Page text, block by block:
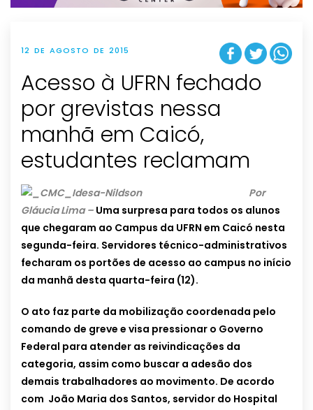
12 DE AGOSTO DE 2015
Acesso à UFRN fechado
por grevistas nessa
manhã em Caicó,
estudantes reclamam
Por
Gláucia Lima – Uma surpresa para todos os alunos
que chegaram ao Campus da UFRN em Caicó nesta
segunda-feira. Servidores técnico-administrativos
fecharam os portões de acesso ao campus no início
da manhã desta quarta-feira (12).
O ato faz parte da mobilização coordenada pelo
comando de greve e visa pressionar o Governo
Federal para atender as reivindicações da
categoria, assim como buscar a adesão dos
demais trabalhadores ao movimento. De acordo
com João Maria dos Santos, servidor do Hospital